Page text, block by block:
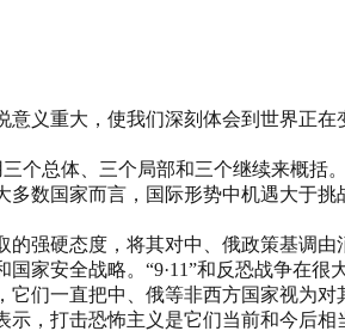
义重大，使我们深刻体会到世界正
个总体、三个局部和三个继续来概
数国家而言，国际形势中机遇大于
强硬态度，将其对中、俄政策基调
安全战略。“9·11”和反恐战争在很
们一直把中、俄等非西方国家视为对
，打击恐怖主义是它们当前和今后